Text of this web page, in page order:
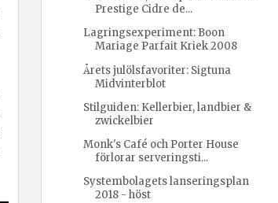
Prestige Cidre de...
Lagringsexperiment: Boon
Mariage Parfait Kriek 2008
Årets julölsfavoriter: Sigtuna
Midvinterblot
Stilguiden: Kellerbier, landbier &
zwickelbier
Monk's Café och Porter House
förlorar serveringsti...
Systembolagets lanseringsplan
2018 - höst